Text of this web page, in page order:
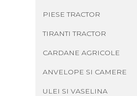
PIESE TRACTOR
TIRANTI TRACTOR
CARDANE AGRICOLE
ANVELOPE SI CAMERE
ULEI SI VASELINA